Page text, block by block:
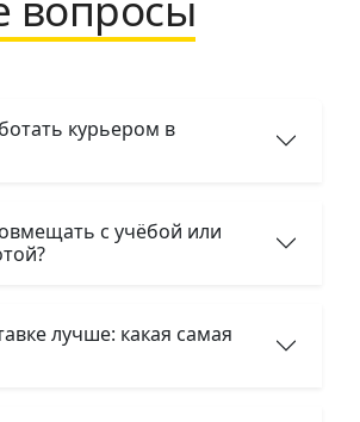
курьером в
с учёбой или
лучше: какая самая